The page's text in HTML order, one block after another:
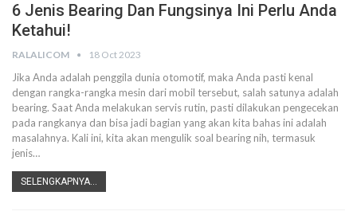
6 Jenis Bearing Dan Fungsinya Ini Perlu Anda
Ketahui!
RALALICOM 18 Oct 2023
Jika Anda adalah penggila dunia otomotif, maka Anda pasti kenal
dengan rangka-rangka mesin dari mobil tersebut, salah satunya adalah
bearing. Saat Anda melakukan servis rutin, pasti dilakukan pengecekan
pada rangkanya dan bisa jadi bagian yang akan kita bahas ini adalah
masalahnya. Kali ini, kita akan mengulik soal bearing nih, termasuk
jenis…
SELENGKAPNYA...